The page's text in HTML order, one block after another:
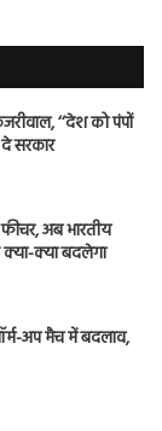
‘‘देश को पंपों
सरकार
अब भारतीय
क्या बदलेगा
अप मैच में बदलाव,